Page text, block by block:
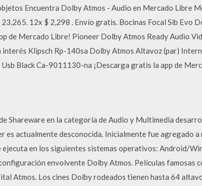
Encuentra Dolby Atmos - Audio en Mercado Libre
12x $ 2,298 . Envío gratis. Bocinas Focal Sib Evo
de Mercado Libre! Pioneer Dolby Atmos Ready Audio
Klipsch Rp-140sa Dolby Atmos Altavoz (par)
Black Ca-9011130-na ¡Descarga gratis la app de
Shareware en la categoría de Audio y Multimedia
actualmente desconocida. Inicialmente fue agregado a
en los siguientes sistemas operativos: Android/
envolvente Dolby Atmos. Películas famosas
Atmos. Los cines Dolby rodeados tienen hasta 64